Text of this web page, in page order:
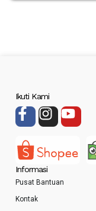
Informasi
Pusat Bantuan
Kontak
Ikuti Kami